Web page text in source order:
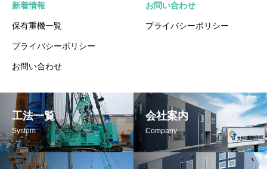
新着情報
保有重機一覧
プライバシーポリシー
お問い合わせ
お問い合わせ
プライバシーポリシー
工法一覧
System
会社案内
Company